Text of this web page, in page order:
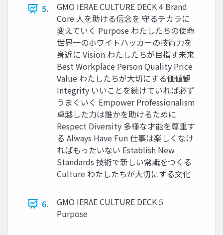
5.
GMO IERAE CULTURE DECK 4 Brand
Core 人を助ける信念を 守るチカラに
変えていく Purpose わたしたちの使命
世界一のホワイトハッカーの技術力を
身近に Vision わたしたちが目指す未来
Best Workplace Person Quality Price
Value わたしたちが大切にする価値観
Integrity いいことを続けていれば必ず
うまくいく Empower Professionalism
卓越した力は誰かを助けるために
Respect Diversity 多様な才能を尊重す
る Always Have Fun 仕事は楽しくなけ
ればもったいない Establish New
Standards 技術で新しい常識をつくる
Culture わたしたちが大切にする文化
6.
GMO IERAE CULTURE DECK 5
Purpose